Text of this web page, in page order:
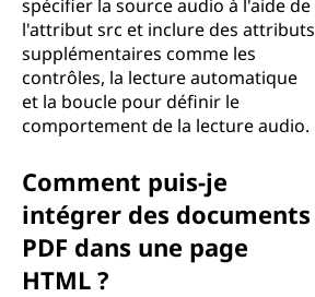
spécifier la source audio à l'aide de
l'attribut src et inclure des attributs
supplémentaires comme les
contrôles, la lecture automatique
et la boucle pour définir le
comportement de la lecture audio.
Comment puis-je
intégrer des documents
PDF dans une page
HTML ?